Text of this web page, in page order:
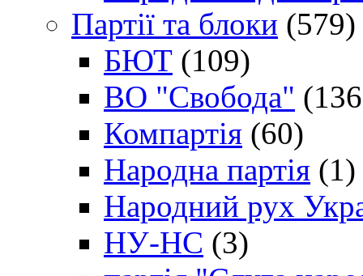
Партії та блоки (579)
БЮТ (109)
ВО "Свобода"
Компартія (60)
Народна партія (1)
Народний рух
НУ-НС (3)